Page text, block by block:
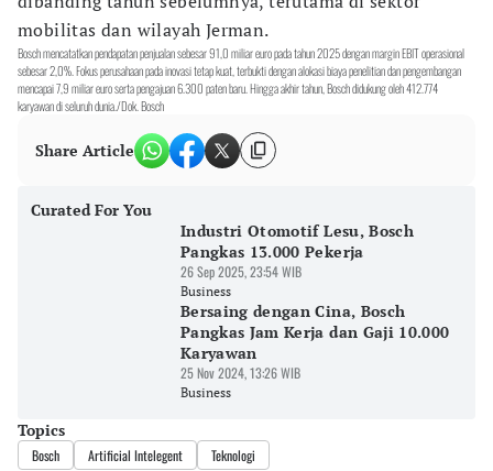
mobilitas dan wilayah Jerman.
Bosch mencatatkan pendapatan penjualan sebesar 91,0 miliar euro pada tahun 2025 dengan margin EBIT operasional
sebesar 2,0%. Fokus perusahaan pada inovasi tetap kuat, terbukti dengan alokasi biaya penelitian dan pengembangan
mencapai 7,9 miliar euro serta pengajuan 6.300 paten baru. Hingga akhir tahun, Bosch didukung oleh 412.774
karyawan di seluruh dunia./Dok. Bosch
Share Article
Curated For You
Industri Otomotif Lesu, Bosch
Pangkas 13.000 Pekerja
26 Sep 2025, 23:54 WIB
Business
Bersaing dengan Cina, Bosch
Pangkas Jam Kerja dan Gaji 10.000
Karyawan
25 Nov 2024, 13:26 WIB
Business
Topics
Bosch Artificial Intelegent Teknologi